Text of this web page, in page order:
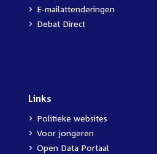
E-mailattenderingen
Debat Direct
Links
Politieke websites
Voor jongeren
Open Data Portaal